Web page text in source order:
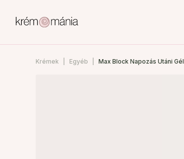
Krémek Egyéb Max Block Napozás Utáni Gél